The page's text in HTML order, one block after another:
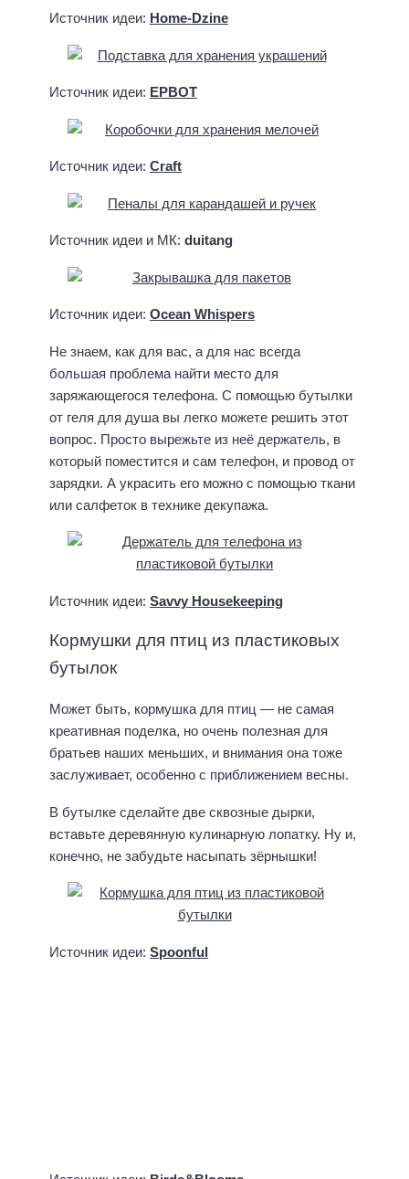
Источник идеи: Home-Dzine
Источник идеи: EPBOT
Источник идеи: Craft
Источник идеи и МК: duitang
Источник идеи: Ocean Whispers
Не знаем, как для вас, а для нас всегда
большая проблема найти место для
заряжающегося телефона. С помощью бутылки
от геля для душа вы легко можете решить этот
вопрос. Просто вырежьте из неё держатель, в
который поместится и сам телефон, и провод от
зарядки. А украсить его можно с помощью ткани
или салфеток в технике декупажа.
Источник идеи: Savvy Housekeeping
Кормушки для птиц из пластиковых
бутылок
Может быть, кормушка для птиц — не самая
креативная поделка, но очень полезная для
братьев наших меньших, и внимания она тоже
заслуживает, особенно с приближением весны.
В бутылке сделайте две сквозные дырки,
вставьте деревянную кулинарную лопатку. Ну и,
конечно, не забудьте насыпать зёрнышки!
Источник идеи: Spoonful